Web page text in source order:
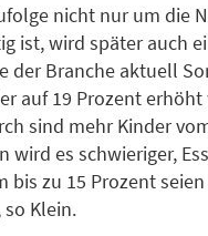
nicht nur um die
ist, wird später auch
der Branche aktuell
auf 19 Prozent erhöht
sind mehr Kinder
es schwieriger,
zu 15 Prozent
Klein.